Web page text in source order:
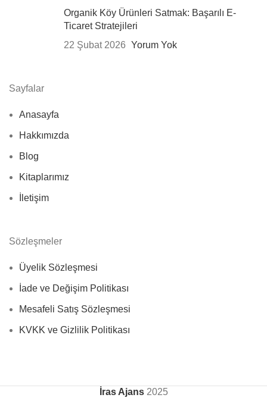
Organik Köy Ürünleri Satmak: Başarılı E-
Ticaret Stratejileri
22 Şubat 2026 Yorum Yok
Sayfalar
Anasayfa
Hakkımızda
Blog
Kitaplarımız
İletişim
Sözleşmeler
Üyelik Sözleşmesi
İade ve Değişim Politikası
Mesafeli Satış Sözleşmesi
KVKK ve Gizlilik Politikası
İras Ajans 2025